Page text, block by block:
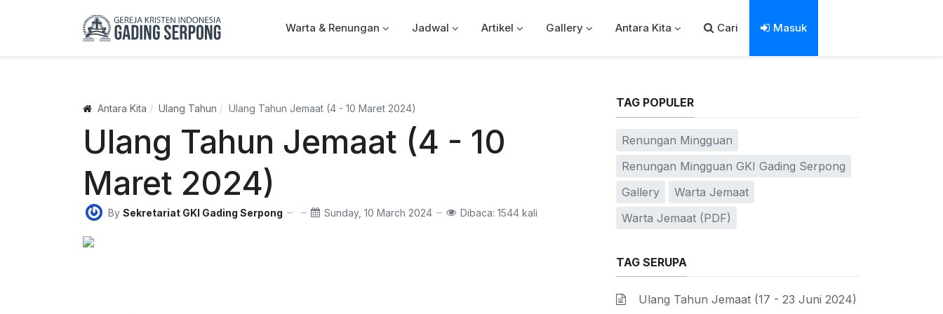
Warta & Renungan Jadwal Artikel Gallery Antara Kita Cari Masuk
Antara Kita Ulang Tahun Ulang Tahun Jemaat (4 - 10 Maret 2024)
Ulang Tahun Jemaat (4 - 10
Maret 2024)
By Sekretariat GKI Gading Serpong Sunday, 10 March 2024 Dibaca: 1544 kali
TAG POPULER
Renungan Mingguan
Renungan Mingguan GKI Gading Serpong
Gallery
Warta Jemaat
Warta Jemaat (PDF)
TAG SERUPA
Ulang Tahun Jemaat (17 - 23 Juni 2024)